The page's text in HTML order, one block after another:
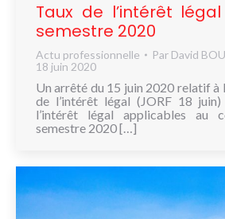
Taux de l’intérêt
semestre 2020
Actu professionnelle Par David
18 juin 2020
Un arrêté du 15 juin 2020 relatif à
de l’intérêt légal (JORF 18
l’intérêt légal applicables au
semestre 2020 […]